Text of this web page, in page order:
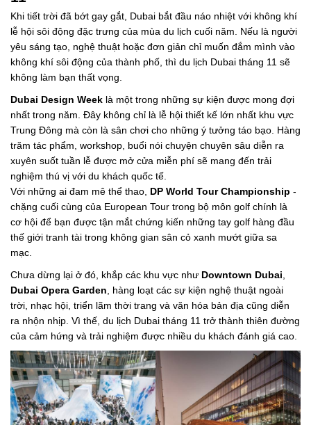
Khi tiết trời đã bớt gay gắt, Dubai bắt đầu náo nhiệt với không khí
lễ hội sôi động đặc trưng của mùa du lịch cuối năm. Nếu là người
yêu sáng tạo, nghệ thuật hoặc đơn giản chỉ muốn đắm mình vào
không khí sôi động của thành phố, thì du lịch Dubai tháng 11 sẽ
không làm bạn thất vọng.
Dubai Design Week là một trong những sự kiện được mong đợi
nhất trong năm. Đây không chỉ là lễ hội thiết kế lớn nhất khu vực
Trung Đông mà còn là sân chơi cho những ý tưởng táo bạo. Hàng
trăm tác phẩm, workshop, buổi nói chuyện chuyên sâu diễn ra
xuyên suốt tuần lễ được mở cửa miễn phí sẽ mang đến trải
nghiệm thú vị với du khách quốc tế.
Với những ai đam mê thể thao, DP World Tour Championship -
chặng cuối cùng của European Tour trong bộ môn golf chính là
cơ hội để bạn được tận mắt chứng kiến những tay golf hàng đầu
thế giới tranh tài trong không gian sân cỏ xanh mướt giữa sa
mạc.
Chưa dừng lại ở đó, khắp các khu vực như Downtown Dubai
Dubai Opera Garden , hàng loạt các sự kiện nghệ thuật ngoài
trời, nhạc hội, triển lãm thời trang và văn hóa bản địa cũng diễn
ra nhộn nhịp. Vì thế, du lịch Dubai tháng 11 trở thành thiên đường
của cảm hứng và trải nghiệm được nhiều du khách đánh giá cao.